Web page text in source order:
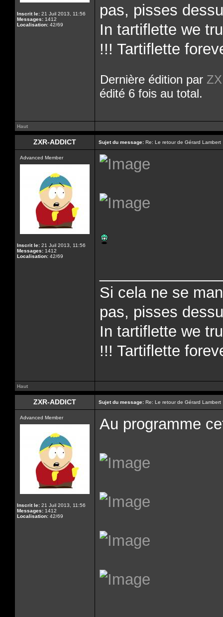
Inscrit le: 21 Juil 2013, 11:56
Messages: 1412
Localisation: 42/69
pas, pisses
In tartiflette we
!!! Tartiflette
Dernière édition par
édité 6 fois au total.
Haut
ZXR-ADDICT Sujet du message: Re: Le retour de Gérard Lambert
Advanced Member
Inscrit le: 21 Juil 2013, 11:56
Messages: 1412
Localisation: 42/69
Si cela ne se
pas, pisses
In tartiflette we
!!! Tartiflette
Haut
ZXR-ADDICT Sujet du message: Re: Le retour de Gérard Lambert
Advanced Member
Inscrit le: 21 Juil 2013, 11:56
Messages: 1412
Localisation: 42/69
Au programme